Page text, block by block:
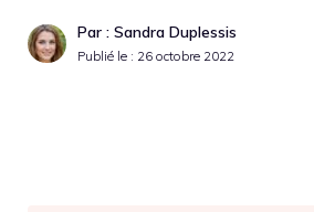
Par : Sandra Duplessis
Publié le : 26 octobre 2022